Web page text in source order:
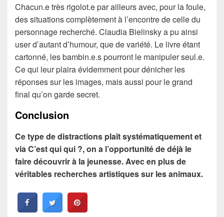
Chacun.e très rigolot.e par ailleurs avec, pour la foule,
des situations complètement à l’encontre de celle du
personnage recherché. Claudia Bielinsky a pu ainsi
user d’autant d’humour, que de variété. Le livre étant
cartonné, les bambin.e.s pourront le manipuler seul.e.
Ce qui leur plaira évidemment pour dénicher les
réponses sur les images, mais aussi pour le grand
final qu’on garde secret.
Conclusion
Ce type de distractions plaît systématiquement et
via C’est qui qui ?, on a l’opportunité de déjà le
faire découvrir à la jeunesse. Avec en plus de
véritables recherches artistiques sur les animaux.